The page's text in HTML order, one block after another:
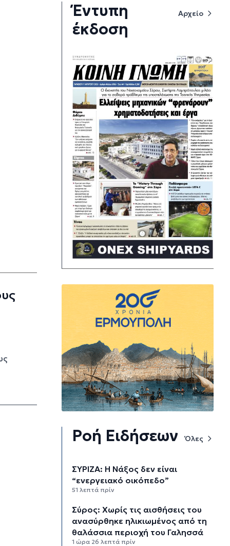
Έντυπη
έκδοση
Αρχείο
Ροή Ειδήσεων Όλες
ΣΥΡΙΖΑ: Η Νάξος δεν είναι
“ενεργειακό οικόπεδο”
51 λεπτά πρίν
Σύρος: Χωρίς τις αισθήσεις του
ανασύρθηκε ηλικιωμένος από τη
θαλάσσια περιοχή του Γαλησσά
1 ώρα 26 λεπτά πρίν